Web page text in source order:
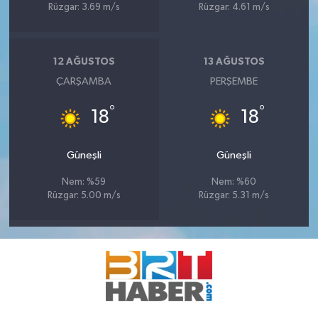
Rüzgar: 3.69 m/s
Rüzgar: 4.61 m/s
12 AĞUSTOS
ÇARŞAMBA
18°
Güneşli
Nem: %59
Rüzgar: 5.00 m/s
13 AĞUSTOS
PERŞEMBE
18°
Güneşli
Nem: %60
Rüzgar: 5.31 m/s